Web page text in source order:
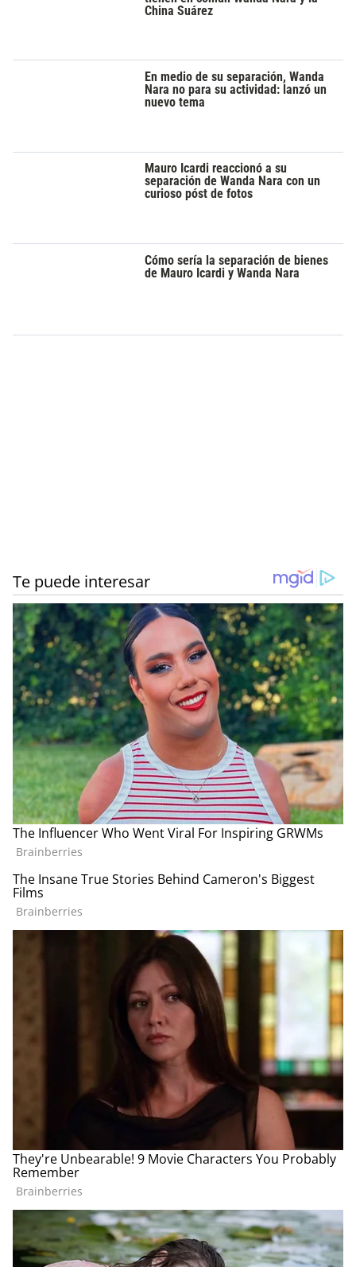
China Suárez
En medio de su separación, Wanda
Nara no para su actividad: lanzó un
nuevo tema
Mauro Icardi reaccionó a su
separación de Wanda Nara con un
curioso póst de fotos
Cómo sería la separación de bienes
de Mauro Icardi y Wanda Nara